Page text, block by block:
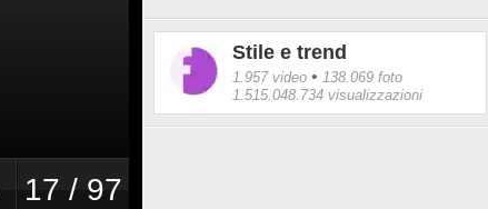
17 / 97
Stile e trend
1.957 video • 138.069 foto
1.515.048.734 visualizzazioni